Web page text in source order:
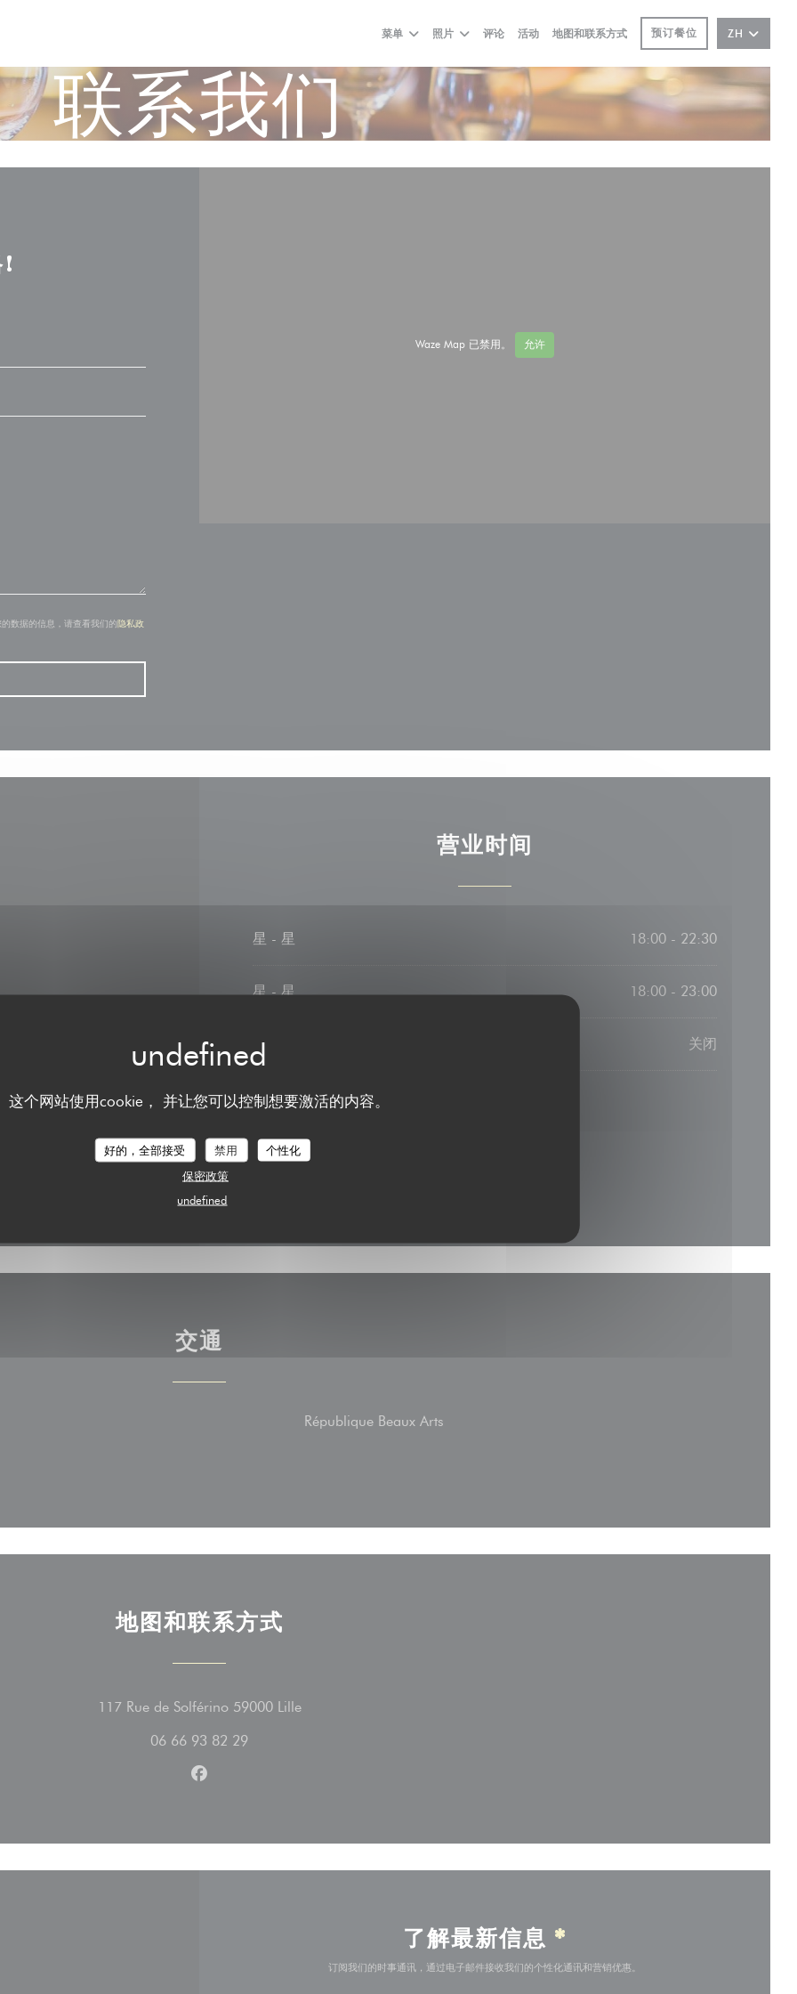
这个网站使用cookie， 并让您可以控制想要激活的内容。
好的，全部接受 禁用
个性化
保密政策
undefined
菜单 照片 评论 活动 地图和联系方式 预订餐位 ZH
联系我们
数据的信息，请查看我们的隐私政
Waze Map 已禁用。 允许
上网
营业时间
星 - 星 18:00 - 22:30
星-星 18:00 - 23:00
星期日 关闭
交通
République Beaux Arts
地图和联系方式
117 Rue de Solférino 59000 Lille((在新窗口中打开))
06 66 93 82 29
Facebook ((在新窗口中打开))
了解最新信息 *
订阅我们的时事通讯，通过电子邮件接收我们的个性化通讯和营销优惠。